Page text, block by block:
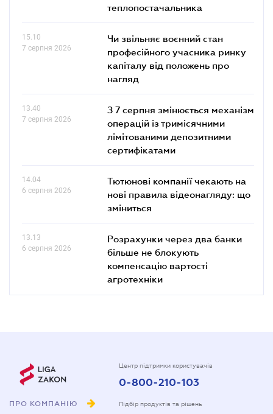
теплопостачальника
15.10
7 серпня 2026
Чи звільняє воєнний стан
професійного учасника ринку
капіталу від положень про
нагляд
13.40
7 серпня 2026
З 7 серпня змінюється механізм
операцій із тримісячними
лімітованими депозитними
сертифікатами
14.04
6 серпня 2026
Тютюнові компанії чекають на
нові правила відеонагляду: що
зміниться
13.13
6 серпня 2026
Розрахунки через два банки
більше не блокують
компенсацію вартості
агротехніки
ПРО КОМПАНІЮ
Центр підтримки користувачів
0-800-210-103
Підбір продуктів та рішень